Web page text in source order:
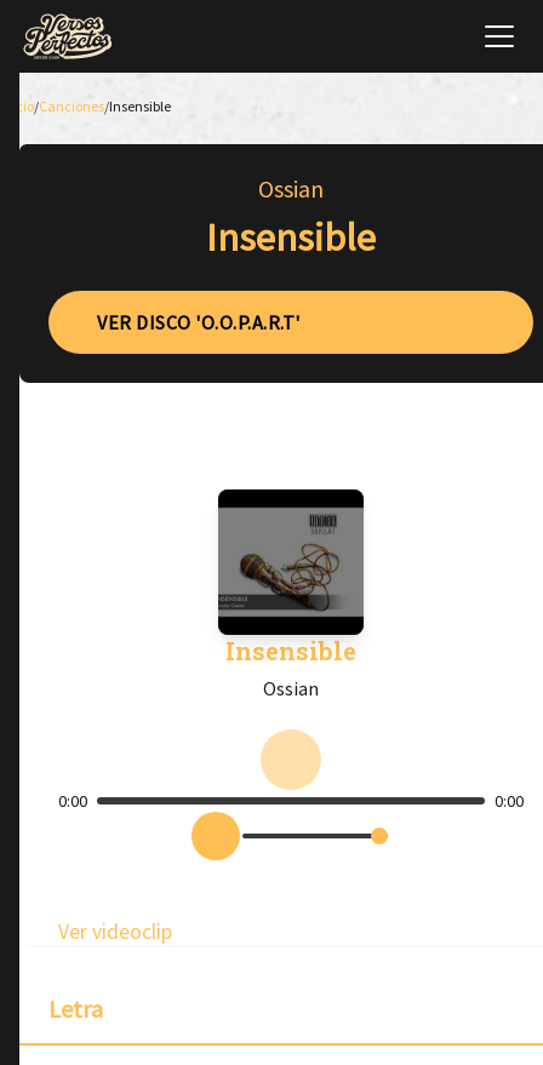
Inicio/Canciones/Insensible
Ossian
Insensible
VER DISCO 'O.O.P.A.R.T'
Insensible
Ossian
0:00 0:00
Ver videoclip
Letra